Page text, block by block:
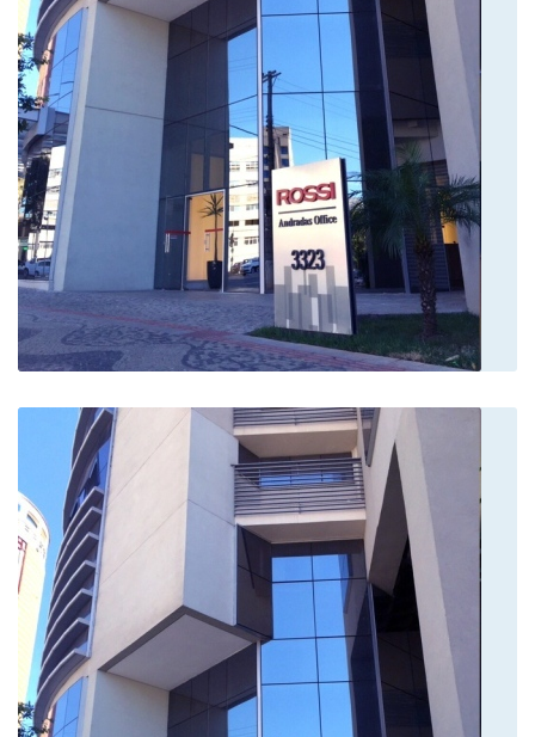
Atencioso... muito profissional...
humano... exames específicos pra não
deixar nenhuma dúvida no diagnóstico
Paciente
Ótimo atendimento e esclarecedor.
Ajudou-nos a indentificar o problema de
um familiar e passou-nos os
encaminhamentos.
Paciente
O dr. João Sávio é muito prestativo e
atencioso em seu atendimento. Atende
de forma muito humanizado e transmite
segurança em suas as explicações.